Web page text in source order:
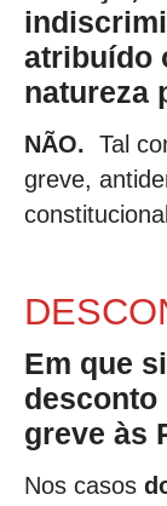
atribuído
natureza
NÃO. Tal
greve,
Em que
desconto
greve às
Nos casos